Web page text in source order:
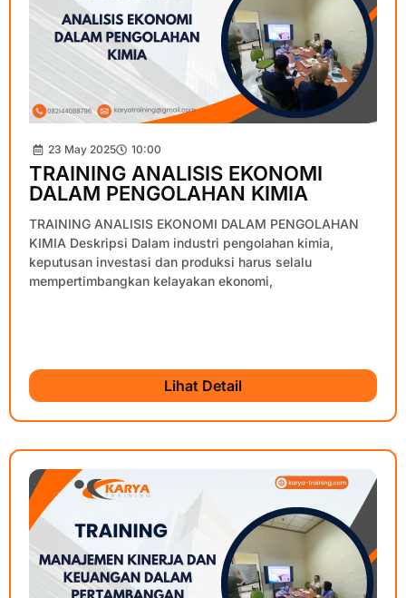
23 May 2025 10:00
TRAINING ANALISIS EKONOMI
DALAM PENGOLAHAN KIMIA
TRAINING ANALISIS EKONOMI DALAM PENGOLAHAN
KIMIA Deskripsi Dalam industri pengolahan kimia,
keputusan investasi dan produksi harus selalu
mempertimbangkan kelayakan ekonomi,
Lihat Detail